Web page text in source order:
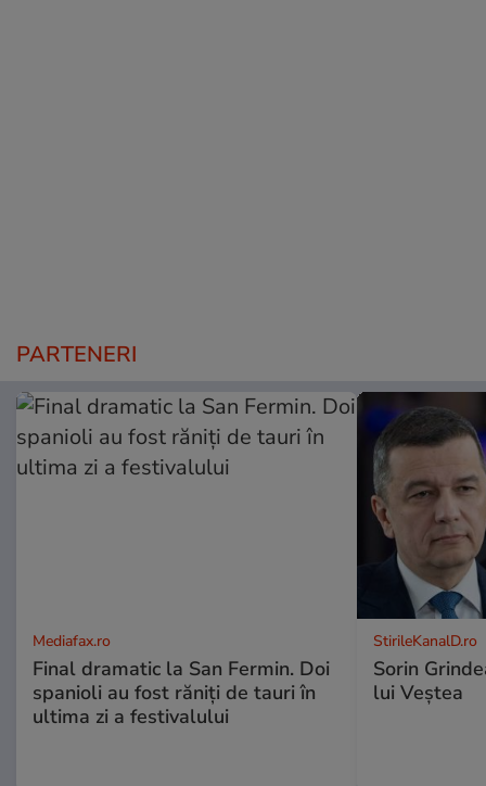
PARTENERI
Mediafax.ro
Final dramatic la San Fermin. Doi
spanioli au fost răniți de tauri în
ultima zi a festivalului
StirileKanalD.ro
Sorin
lui Veștea